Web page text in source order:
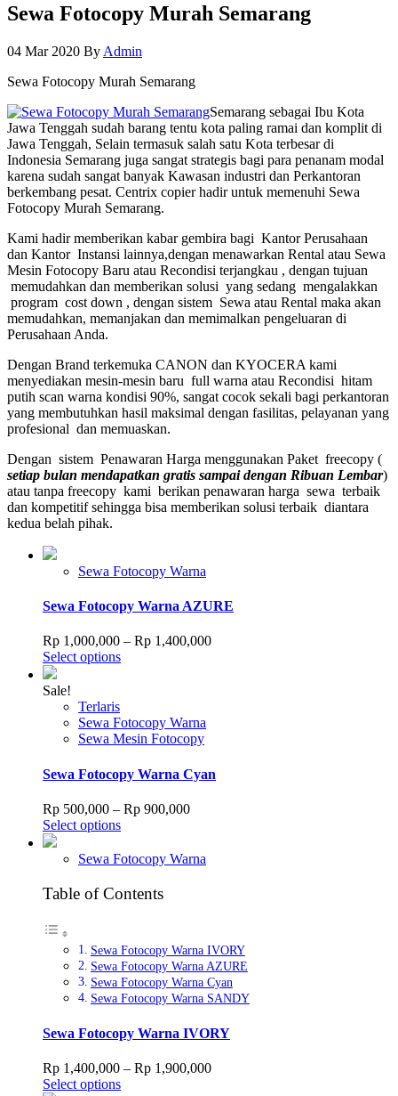
Sewa Fotocopy Murah Semarang
04 Mar 2020 By Admin
Sewa Fotocopy Murah Semarang
Semarang sebagai Ibu Kota
Jawa Tenggah sudah barang tentu kota paling ramai dan komplit di
Jawa Tenggah, Selain termasuk salah satu Kota terbesar di
Indonesia Semarang juga sangat strategis bagi para penanam modal
karena sudah sangat banyak Kawasan industri dan Perkantoran
berkembang pesat. Centrix copier hadir untuk memenuhi Sewa
Fotocopy Murah Semarang.
Kami hadir memberikan kabar gembira bagi Kantor Perusahaan
dan Kantor Instansi lainnya,dengan menawarkan Rental atau Sewa
Mesin Fotocopy Baru atau Recondisi terjangkau , dengan tujuan
memudahkan dan memberikan solusi yang sedang mengalakkan
program cost down , dengan sistem Sewa atau Rental maka akan
memudahkan, memanjakan dan memimalkan pengeluaran di
Perusahaan Anda.
Dengan Brand terkemuka CANON dan KYOCERA kami
menyediakan mesin-mesin baru full warna atau Recondisi hitam
putih scan warna kondisi 90%, sangat cocok sekali bagi perkantoran
yang membutuhkan hasil maksimal dengan fasilitas, pelayanan yang
profesional dan memuaskan.
Dengan sistem Penawaran Harga menggunakan Paket freecopy (
setiap bulan mendapatkan gratis sampai dengan Ribuan Lembar)
atau tanpa freecopy kami berikan penawaran harga sewa terbaik
dan kompetitif sehingga bisa memberikan solusi terbaik diantara
kedua belah pihak.
Sewa Fotocopy Warna
Sewa Fotocopy Warna AZURE
Rp 1,000,000 – Rp 1,400,000Price
Select optionsThis
variants.
The
may
be
on
the
page
Sale!
Terlaris
Sewa Fotocopy Warna
Sewa Mesin Fotocopy
Sewa Fotocopy Warna Cyan
Rp 500,000 – Rp 900,000Price
through
Select optionsThis
has
variants.
The
be
chosen
on
the
page
Sewa Fotocopy Warna
Table of Contents
Sewa Fotocopy Warna IVORY
Sewa Fotocopy Warna AZURE
Sewa Fotocopy Warna Cyan
Sewa Fotocopy Warna SANDY
Sewa Fotocopy Warna IVORY
Rp 1,400,000 – Rp 1,900,000Price
Select optionsThis